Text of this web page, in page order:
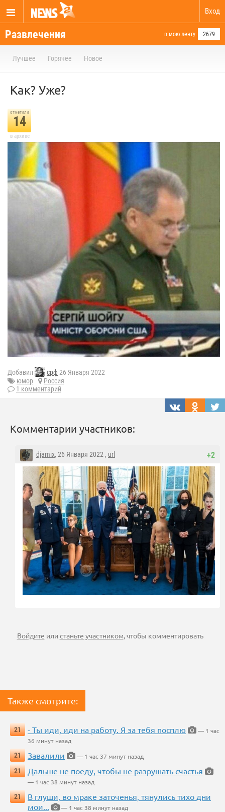
Вход
Развлечения в мою ленту 2679
Лучшее Горячее Новое
Как? Уже?
отметили
14
в архиве
Добавил срф 26 Января 2022
юмор
Россия
1 комментарий
Комментарии участников:
+2
djamix, 26 Января 2022 , url
Войдите илистаньте участником, чтобы комментировать
Также смотрите:
21 - Ты иди, иди на работу. Я за тебя посплю
— 1 час
36 минут назад
21
Завалили
— 1 час 37 минут назад
21
Дальше не поеду, чтобы не разрушать счастья
— 1 час 38 минут назад
21
В глуши, во мраке заточенья, тянулись тихо дни
мои...
— 1 час 38 минут назад